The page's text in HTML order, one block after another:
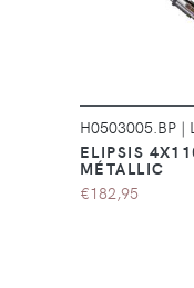
H0503005.BP |
ELIPSIS
MÉTALLIC
€182,95